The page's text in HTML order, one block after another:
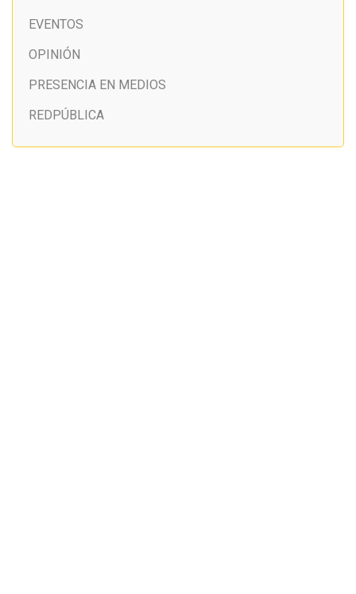
EVENTOS
OPINIÓN
PRESENCIA EN MEDIOS
REDPÚBLICA